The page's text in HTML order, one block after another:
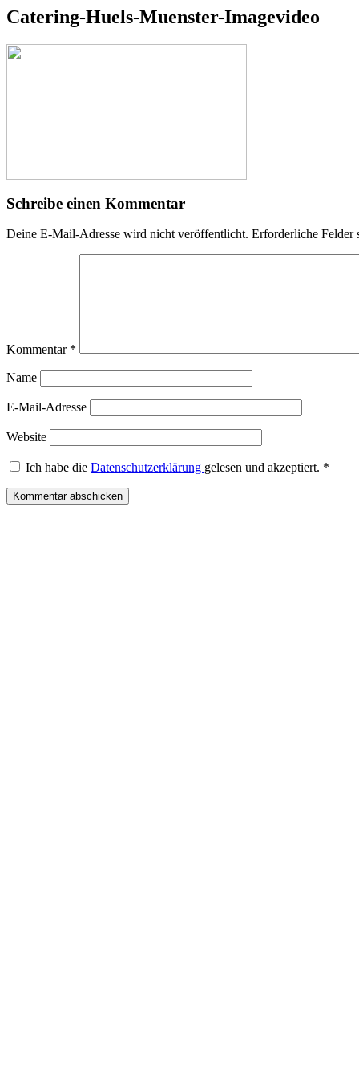
Catering-Huels-Muenster-Imagevideo
Schreibe einen Kommentar
Deine E-Mail-Adresse wird nicht veröffentlicht. Erforderliche Felder
Kommentar *
Name
E-Mail-Adresse
Website
Ich habe die Datenschutzerklärung gelesen und akzeptiert. *